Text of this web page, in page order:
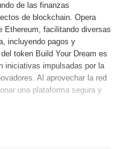
de las finanzas
de blockchain. Opera
Ethereum, facilitando diversas
incluyendo pagos y
token Build Your Dream es
iniciativas impulsadas por la
Al aprovechar la red
una plataforma segura y
Your Dream?